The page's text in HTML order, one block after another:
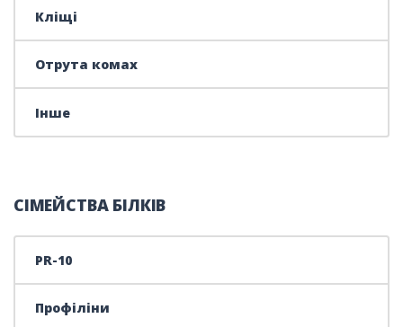
Кліщі
Отрута комах
Інше
СІМЕЙСТВА БІЛКІВ
PR-10
Профіліни